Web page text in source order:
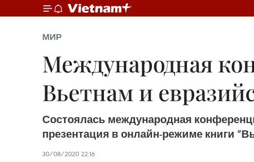
МИР
Международная
Вьетнам и
Состоялась международная
презентация в онлайн-режиме книги
30/08/2020 22:16